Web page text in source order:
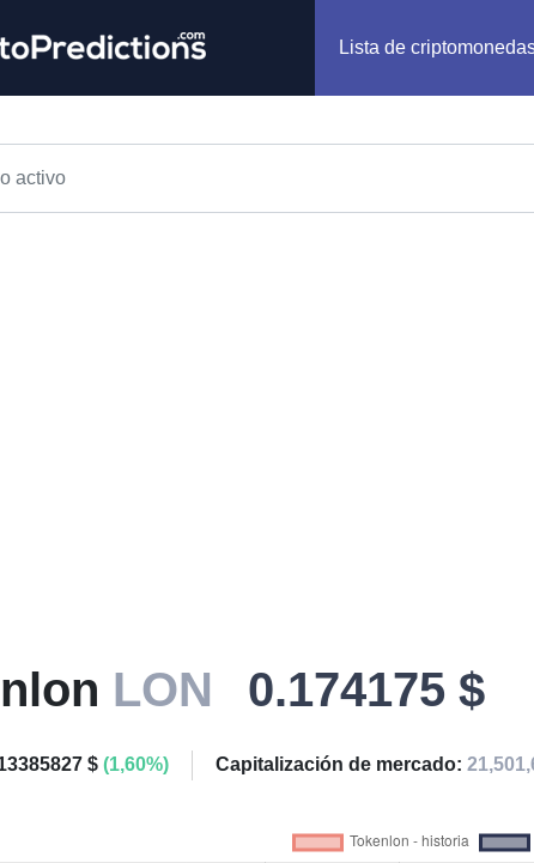
Lista de
LON 0.174175 $
$ (1,60%) Capitalización de mercado: